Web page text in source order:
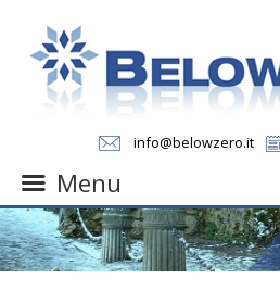
info@belowzero.it
Menu
Skip
to
content